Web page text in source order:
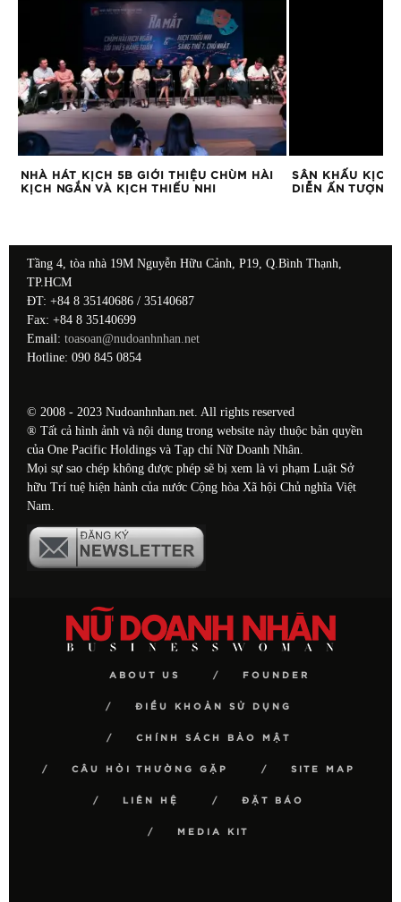
NHÀ HÁT KỊCH 5B GIỚI THIỆU CHÙM HÀI
KỊCH NGẮN VÀ KỊCH THIẾU NHI
SÂN KHẤU KỊCH
DIỄN ẤN TƯỢNG
Tầng 4, tòa nhà 19M Nguyễn Hữu Cảnh, P19, Q.Bình Thạnh,
TP.HCM
ĐT: +84 8 35140686 / 35140687
Fax: +84 8 35140699
Email: toasoan@nudoanhnhan.net
Hotline: 090 845 0854
© 2008 - 2023 Nudoanhnhan.net. All rights reserved
® Tất cả hình ảnh và nội dung trong website này thuộc bản quyền
của One Pacific Holdings và Tạp chí Nữ Doanh Nhân.
Mọi sự sao chép không được phép sẽ bị xem là vi phạm Luật Sở
hữu Trí tuệ hiện hành của nước Cộng hòa Xã hội Chủ nghĩa Việt
Nam.
ABOUT US FOUNDER
ĐIỀU KHOẢN SỬ DỤNG
CHÍNH SÁCH BẢO MẬT
CÂU HỎI THƯỜNG GẶP SITE MAP
LIÊN HỆ ĐẶT BÁO
MEDIA KIT